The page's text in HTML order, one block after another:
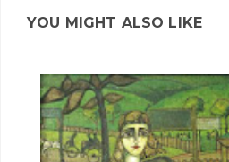
YOU MIGHT ALSO LIKE